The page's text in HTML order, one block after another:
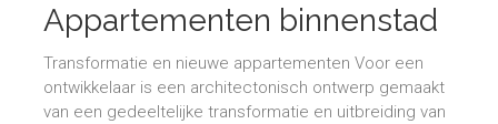
Appartementen binnenstad
Transformatie en nieuwe appartementen Voor een
ontwikkelaar is een architectonisch ontwerp gemaakt
van een gedeeltelijke transformatie en uitbreiding van